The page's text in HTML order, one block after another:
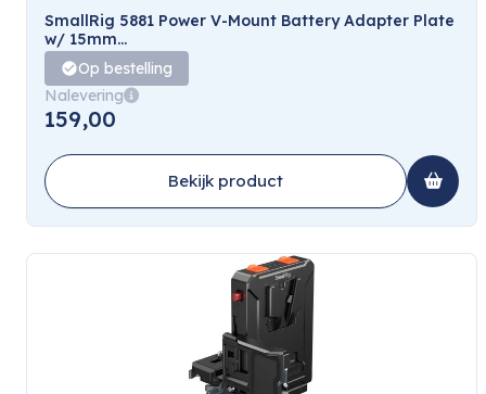
SmallRig 5881 Power V-Mount Battery Adapter Plate
w/ 15mm...
Op bestelling
Nalevering
159,00
Bekijk product